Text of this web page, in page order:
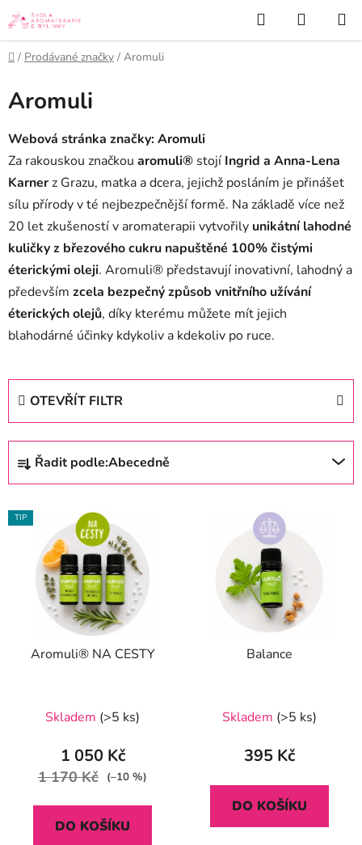
Přejít
na
obsah
Hledat
KOŠÍK
Domů
/ Prodávané značky / Aromuli
Aromuli
Webová stránka značky:Aromuli
Za rakouskou značkou aromuli® stojí Ingrid a Anna-Lena
Karnerz Grazu, matka a dcera, jejichž posláním je přinášet
sílu přírody v té nejbezpečnější formě. Na základě více než
20 let zkušeností v aromaterapii vytvořily unikátní lahodné
kuličky z březového cukru napuštěné 100% čistými
éterickými oleji. Aromuli® představují inovativní, lahodný a
především zcela bezpečný způsob vnitřního užívání
éterických olejů, díky kterému můžete mít jejich
blahodárné účinky kdykoliv a kdekoliv po ruce.
OTEVŘÍT FILTR
Ř
z
e
n
Řadit podle:Abecedně
V
ý
TIP
Aromuli® NA CESTY
hodnocení
produktu
je
5
Skladem (>5 ks)
1 050 Kč
1 170 Kč (–10 %)
DO KOŠÍKU
Balance
hodnocení
produktu
5,0
z
Skladem (>5 ks)
395 Kč
DO KOŠÍKU